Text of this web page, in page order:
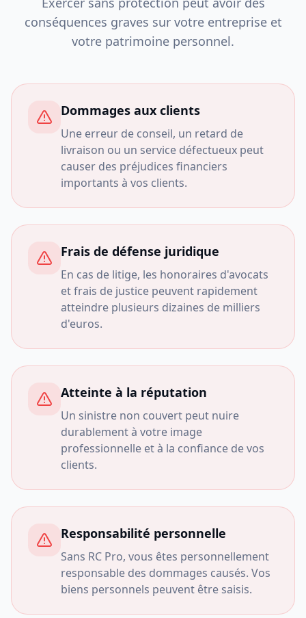
conséquences graves sur votre entreprise et
votre patrimoine personnel.
Dommages aux clients
Une erreur de conseil, un retard de
livraison ou un service défectueux peut
causer des préjudices financiers
importants à vos clients.
Frais de défense juridique
En cas de litige, les honoraires d'avocats
et frais de justice peuvent rapidement
atteindre plusieurs dizaines de milliers
d'euros.
Atteinte à la réputation
Un sinistre non couvert peut nuire
durablement à votre image
professionnelle et à la confiance de vos
clients.
Responsabilité personnelle
Sans RC Pro, vous êtes personnellement
responsable des dommages causés. Vos
biens personnels peuvent être saisis.